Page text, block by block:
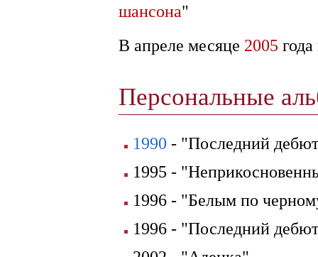
шансона"
В апреле месяце 2005
Персональные
1990 - "Последний
1995 -
1996 - "Белым по
1996 - "Последний